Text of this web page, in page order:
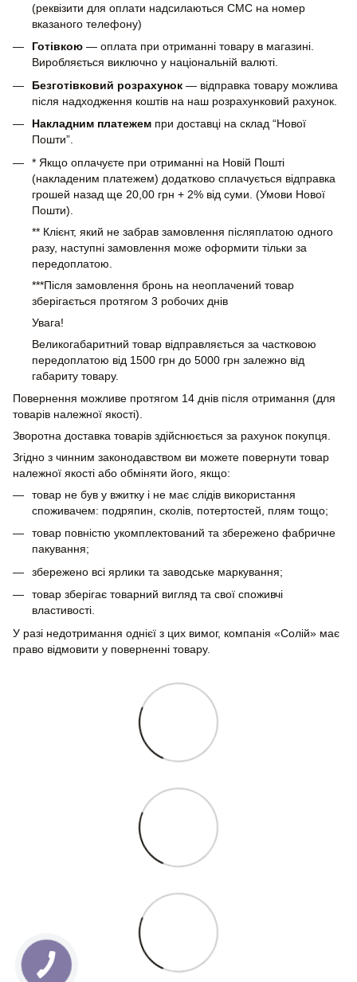
(реквізити для оплати надсилаються СМС на номер
вказаного телефону)
Готівкою — оплата при отриманні товару в магазині.
Виробляється виключно у національній валюті.
Безготівковий розрахунок — відправка товару можлива
після надходження коштів на наш розрахунковий рахунок.
Накладним платежем при доставці на склад “Нової
Пошти”.
* Якщо оплачуєте при отриманні на Новій Пошті
(накладеним платежем) додатково сплачується відправка
грошей назад ще 20,00 грн + 2% від суми. (Умови Нової
Пошти).
** Клієнт, який не забрав замовлення післяплатою одного
разу, наступні замовлення може оформити тільки за
передоплатою.
***Після замовлення бронь на неоплачений товар
зберігається протягом 3 робочих днів
Увага!
Великогабаритний товар відправляється за частковою
передоплатою від 1500 грн до 5000 грн залежно від
габариту товару.
Повернення можливе протягом 14 днів після отримання (для
товарів належної якості).
Зворотна доставка товарів здійснюється за рахунок покупця.
Згідно з чинним законодавством ви можете повернути товар
належної якості або обміняти його, якщо:
товар не був у вжитку і не має слідів використання
споживачем: подряпин, сколів, потертостей, плям тощо;
товар повністю укомплектований та збережено фабричне
пакування;
збережено всі ярлики та заводське маркування;
товар зберігає товарний вигляд та свої споживчі
властивості.
У разі недотримання однієї з цих вимог, компанія «Солій» має
право відмовити у поверненні товару.